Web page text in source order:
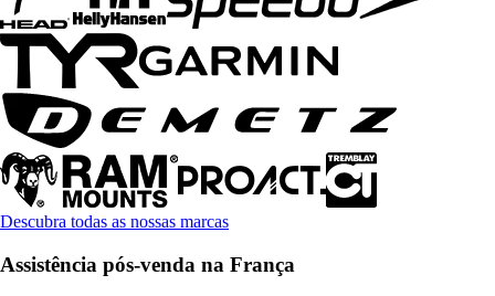
Descubra todas as nossas marcas
Assistência pós-venda na França